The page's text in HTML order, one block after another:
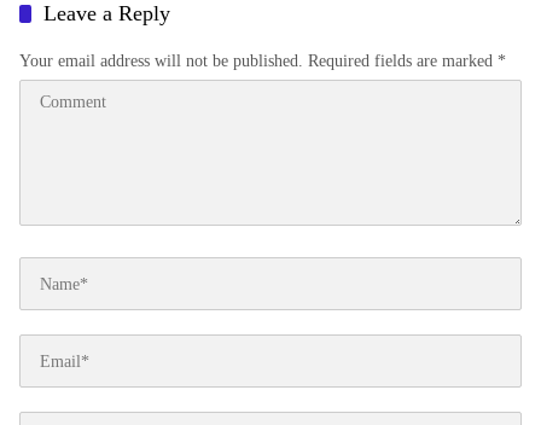
Leave a Reply
Your email address will not be published. Required fields are marked *